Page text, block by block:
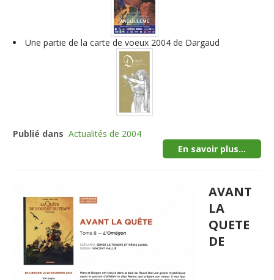
Une partie de la carte de voeux 2004 de Dargaud
Publié dans Actualités de 2004
En savoir plus...
AVANT
LA
QUETE
DE